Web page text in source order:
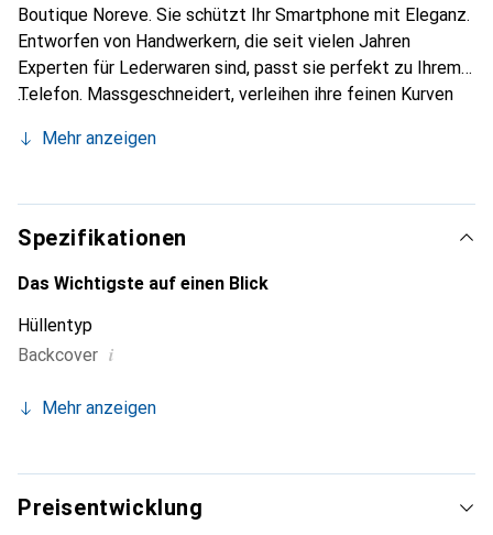
Boutique Noreve. Sie schützt Ihr Smartphone mit Eleganz.
Entworfen von Handwerkern, die seit vielen Jahren
Experten für Lederwaren sind, passt sie perfekt zu Ihrem
Telefon. Massgeschneidert, verleihen ihre feinen Kurven
unverzichtbaren Accessoire für Ihr Smartphone.
die Marke Noreve eine sichere Wahl für eine
anspruchsvolle Kundschaft.
Mehr anzeigen
Spezifikationen
Das Wichtigste auf einen Blick
Hüllentyp
Backcover i
Mehr anzeigen
Preisentwicklung